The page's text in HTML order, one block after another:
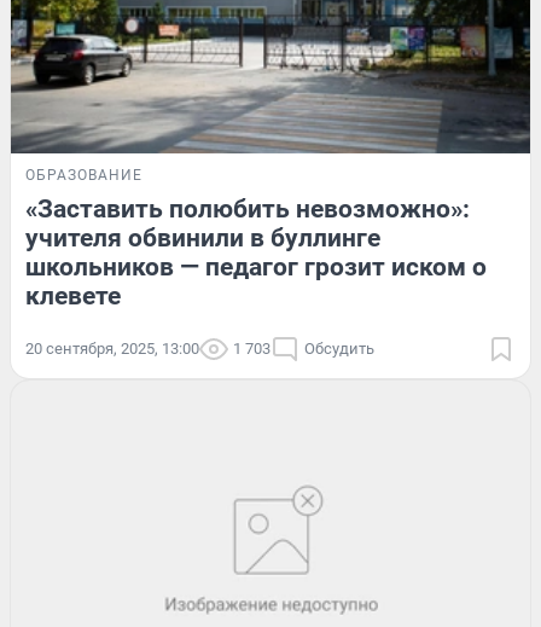
ОБРАЗОВАНИЕ
«Заставить полюбить невозможно»:
учителя обвинили в буллинге
школьников — педагог грозит иском о
клевете
20 сентября, 2025, 13:00 1 703 Обсудить